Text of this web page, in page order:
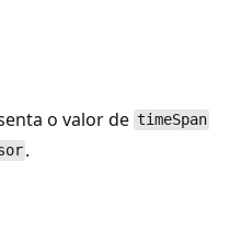
o valor de timeSpan
.